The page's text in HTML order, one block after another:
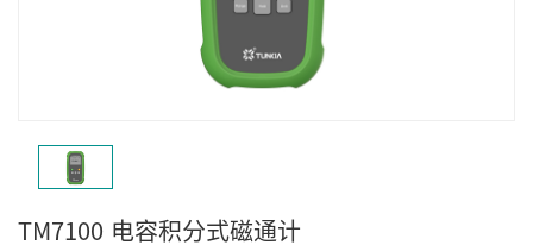
TM7100 电容积分式磁通计